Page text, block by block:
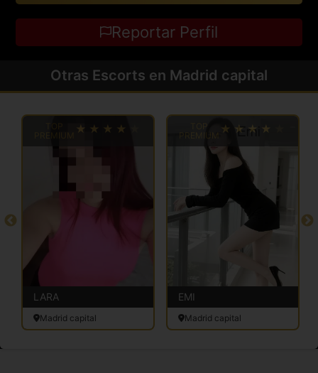
Reportar Perfil
Otras Escorts en Madrid capital
LARA
Madrid capital
EMI
Madrid capital
TOP
PREMIUM